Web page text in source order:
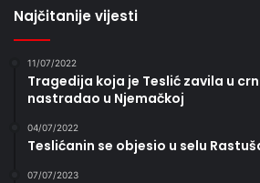
Najčitanije vijesti
11/07/2022
Tragedija koja je Teslić zavila u
nastradao u Njemačkoj
04/07/2022
Teslićanin se objesio u selu
07/07/2023